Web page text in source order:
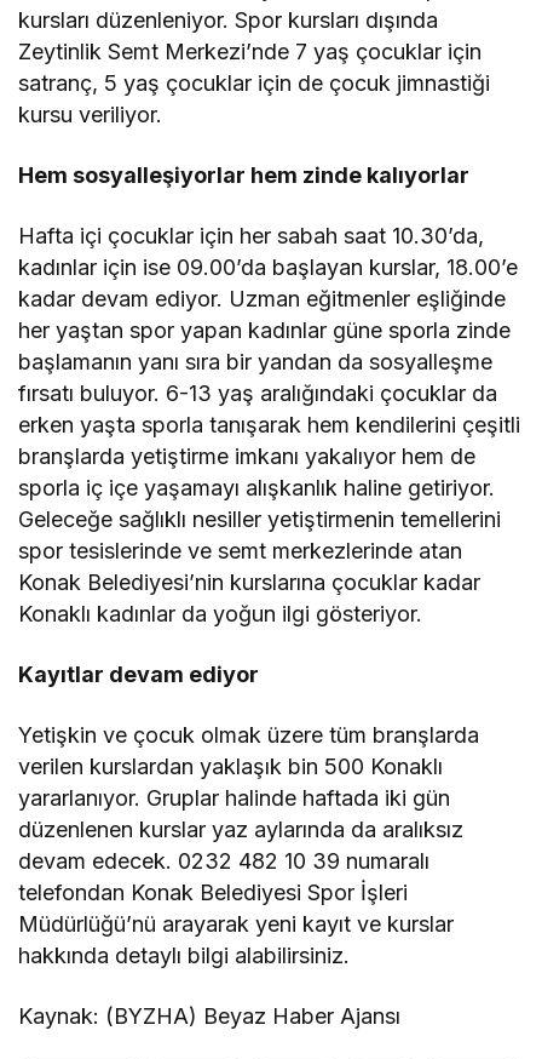
kursları düzenleniyor. Spor kursları dışında
Zeytinlik Semt Merkezi’nde 7 yaş çocuklar için
satranç, 5 yaş çocuklar için de çocuk jimnastiği
kursu veriliyor.
Hem sosyalleşiyorlar hem zinde kalıyorlar
Hafta içi çocuklar için her sabah saat 10.30’da,
kadınlar için ise 09.00’da başlayan kurslar, 18.00’e
kadar devam ediyor. Uzman eğitmenler eşliğinde
her yaştan spor yapan kadınlar güne sporla zinde
başlamanın yanı sıra bir yandan da sosyalleşme
fırsatı buluyor. 6-13 yaş aralığındaki çocuklar da
erken yaşta sporla tanışarak hem kendilerini çeşitli
branşlarda yetiştirme imkanı yakalıyor hem de
sporla iç içe yaşamayı alışkanlık haline getiriyor.
Geleceğe sağlıklı nesiller yetiştirmenin temellerini
spor tesislerinde ve semt merkezlerinde atan
Konak Belediyesi’nin kurslarına çocuklar kadar
Konaklı kadınlar da yoğun ilgi gösteriyor.
Kayıtlar devam ediyor
Yetişkin ve çocuk olmak üzere tüm branşlarda
verilen kurslardan yaklaşık bin 500 Konaklı
yararlanıyor. Gruplar halinde haftada iki gün
düzenlenen kurslar yaz aylarında da aralıksız
devam edecek. 0232 482 10 39 numaralı
telefondan Konak Belediyesi Spor İşleri
Müdürlüğü’nü arayarak yeni kayıt ve kurslar
hakkında detaylı bilgi alabilirsiniz.
Kaynak: (BYZHA) Beyaz Haber Ajansı